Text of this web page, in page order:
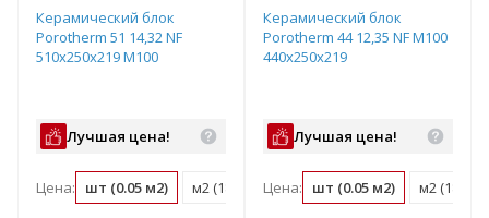
Керамический блок
Porotherm 51 14,32 NF
510х250х219 М100
Лучшая цена!
Цена: шт (0.05 м2) м2 (18.3 шт) м3 (35.8 шт) поддон (50
Керамический блок
Porotherm 44 12,35 NF М100
440x250x219
Лучшая цена!
Цена: шт (0.05 м2) м2 (18.3